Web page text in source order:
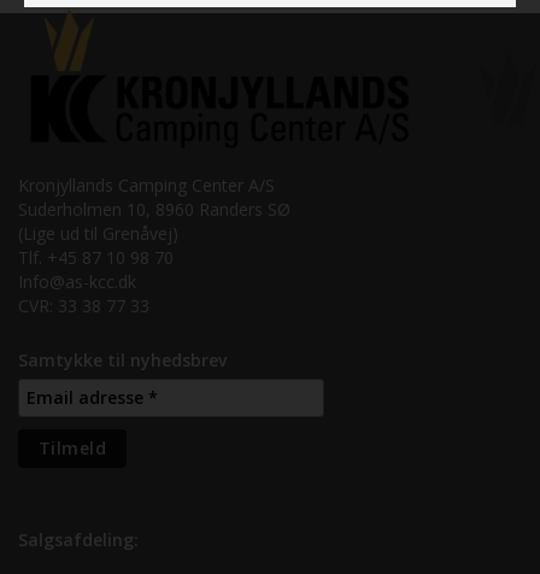
Kronjyllands Camping Center A/S
Suderholmen 10, 8960 Randers SØ
(Lige ud til Grenåvej)
Tlf. +45 87 10 98 70
Info@as-kcc.dk
CVR: 33 38 77 33
Samtykke til nyhedsbrev
Salgsafdeling: